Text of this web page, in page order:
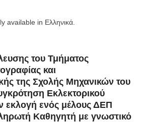
available in Ελληνικά.
του Τμήματος
και
της Σχολής Μηχανικών του
Εκλεκτορικού
εκλογή ενός μέλους ΔΕΠ
Καθηγητή με γνωστικό